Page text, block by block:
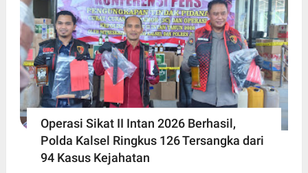
Operasi Sikat II Intan 2026 Berhasil,
Polda Kalsel Ringkus 126 Tersangka dari
94 Kasus Kejahatan